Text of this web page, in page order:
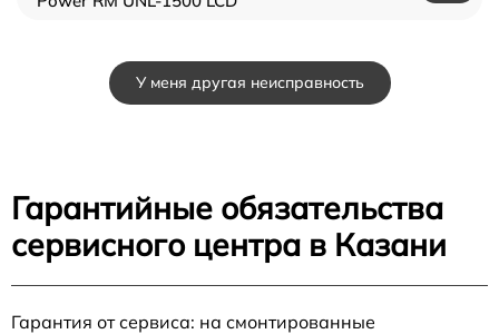
У меня другая неисправность
Гарантийные обязательства
сервисного центра в Казани
Гарантия от сервиса: на смонтированные